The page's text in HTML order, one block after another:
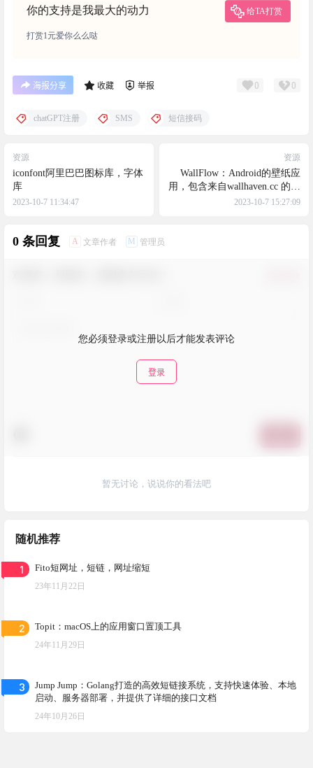
你的支持是我最大的动力 给TA打赏
打赏1元爱你么么哒
海报分享 收藏 举报 0 0
chatGPT注册 SMS 短信接码
资源
iconfont阿里巴巴图标库，字体
库
2023-10-7 11:34:47
资源
WallFlow：Android的壁纸应
用，包含来自wallhaven.cc 的精
美壁纸
2023-10-7 15:27:09
0 条回复 A 文章作者 M 管理员
您必须登录或注册以后才能发表评论
登录
暂无讨论，说说你的看法吧
随机推荐
1 Fito短网址，短链，网址缩短
23年11月22日
2 Topit：macOS上的应用窗口置顶工具
24年11月29日
3
Jump Jump：Golang打造的高效短链接系统，支持快速体验、本地
启动、服务器部署，并提供了详细的接口文档
24年10月26日